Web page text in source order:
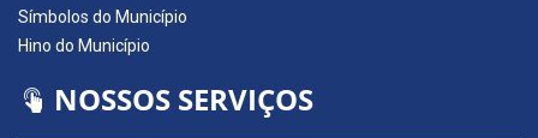
Símbolos do Município
Hino do Município
NOSSOS SERVIÇOS